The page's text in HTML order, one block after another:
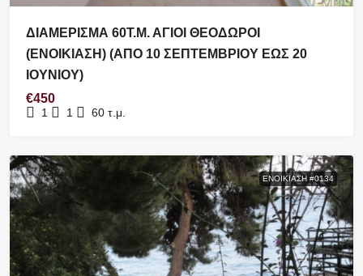
ΔΙΑΜΕΡΙΣΜΑ 60Τ.Μ. ΑΓΙΟΙ ΘΕΟΔΩΡΟΙ
(ΕΝΟΙΚΙΑΣΗ) (ΑΠΟ 10 ΣΕΠΤΕΜΒΡΙΟΥ ΕΩΣ 20
ΙΟΥΝΙΟΥ)
€450
1 1 60 τ.μ.
ΕΝΟΙΚΊΑΣΗ #0134